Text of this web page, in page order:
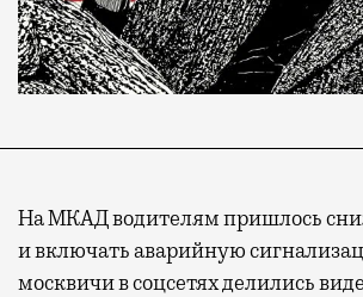
На МКАД водителям пришлось
и включать аварийную
москвичи в соцсетях делились